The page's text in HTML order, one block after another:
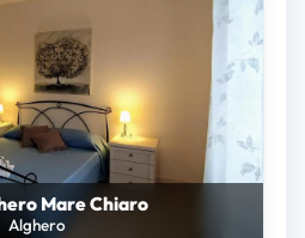
Mare Chiaro
Alghero